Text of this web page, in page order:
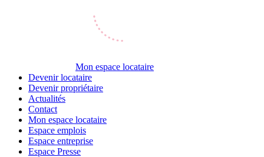
Mon espace locataire
Devenir locataire
Devenir propriétaire
Actualités
Contact
Mon espace locataire
Espace emplois
Espace entreprise
Espace Presse